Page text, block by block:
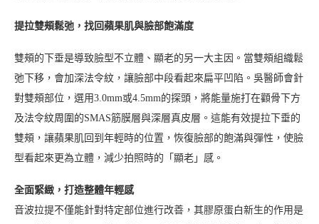
提拉雙頰鬆弛，找回蘋果肌與臉部飽滿度
雙頰的下垂是導致臉型不立體、顯老的另一大主因。當雙頰組織鬆
弛下移，會加深法令紋，讓臉部中段看起來扁平凹陷。吳醫師會針
對雙頰部位，選用3.0mm或4.5mm的探頭，將能量施打在顴骨下方
及法令紋周圍的SMAS筋膜層與深層真皮層。這能有效提拉下垂的
雙頰，讓蘋果肌回到年輕時的位置，恢復臉部的飽滿與彈性，使臉
型看起來更為立體，減少拍照時的「顯老」感。
全面緊緻，打造整體年輕感
音波拉提不僅能針對特定部位進行改善，其膠原蛋白新生的作用是